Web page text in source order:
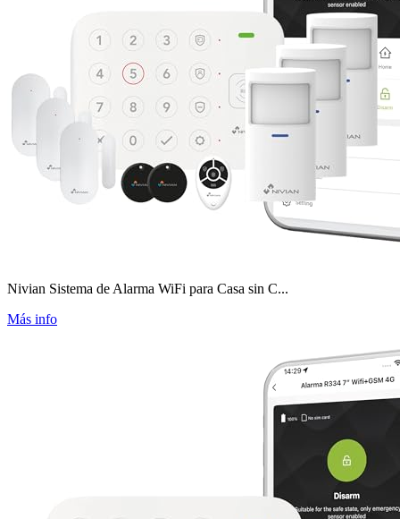
Nivian Sistema de Alarma WiFi para Casa sin C...
Más info